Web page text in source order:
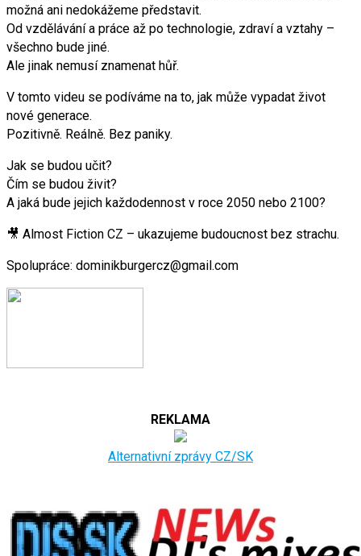
možná ani nedokážeme představit.
Od vzdělávání a práce až po technologie, zdraví a vztahy –
všechno bude jiné.
Ale jinak nemusí znamenat hůř.
V tomto videu se podíváme na to, jak může vypadat život
nové generace.
Pozitivně. Reálně. Bez paniky.
Jak se budou učit?
Čím se budou živit?
A jaká bude jejich každodennost v roce 2050 nebo 2100?
🎥 Almost Fiction CZ – ukazujeme budoucnost bez strachu.
Spolupráce: dominikburgercz@gmail.com
REKLAMA
Alternativní zprávy CZ/SK